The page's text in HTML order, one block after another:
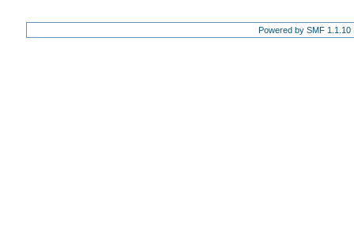
Powered by SMF 1.1.10